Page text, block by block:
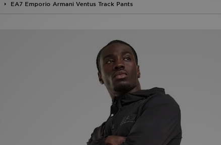
EA7 Emporio Armani Ventus Track Pants